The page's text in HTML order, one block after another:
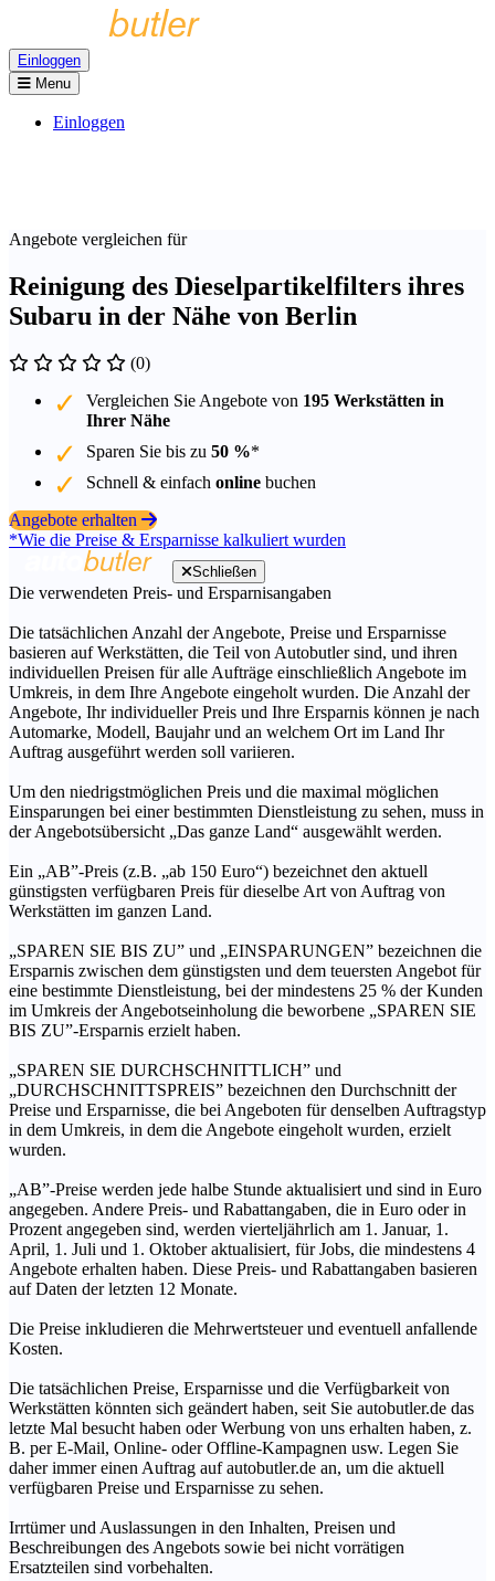
Einloggen
Menu
Einloggen
Angebote vergleichen für
Reinigung des Dieselpartikelfilters ihres
Subaru in der Nähe von Berlin
(0)
Vergleichen Sie Angebote von 195 Werkstätten in
Ihrer Nähe
Sparen Sie bis zu 50 %*
Schnell & einfach online buchen
Angebote erhalten
*Wie die Preise & Ersparnisse kalkuliert wurden
Schließen
Die verwendeten Preis- und Ersparnisangaben
Die tatsächlichen Anzahl der Angebote, Preise und Ersparnisse
basieren auf Werkstätten, die Teil von Autobutler sind, und ihren
individuellen Preisen für alle Aufträge einschließlich Angebote im
Umkreis, in dem Ihre Angebote eingeholt wurden. Die Anzahl der
Angebote, Ihr individueller Preis und Ihre Ersparnis können je nach
Automarke, Modell, Baujahr und an welchem Ort im Land Ihr
Auftrag ausgeführt werden soll variieren.
Um den niedrigstmöglichen Preis und die maximal möglichen
Einsparungen bei einer bestimmten Dienstleistung zu sehen, muss in
der Angebotsübersicht „Das ganze Land“ ausgewählt werden.
Ein „AB”-Preis (z.B. „ab 150 Euro“) bezeichnet den aktuell
günstigsten verfügbaren Preis für dieselbe Art von Auftrag von
Werkstätten im ganzen Land.
„SPAREN SIE BIS ZU” und „EINSPARUNGEN” bezeichnen die
Ersparnis zwischen dem günstigsten und dem teuersten Angebot für
eine bestimmte Dienstleistung, bei der mindestens 25 % der Kunden
im Umkreis der Angebotseinholung die beworbene „SPAREN SIE
BIS ZU”-Ersparnis erzielt haben.
„SPAREN SIE DURCHSCHNITTLICH” und
„DURCHSCHNITTSPREIS” bezeichnen den Durchschnitt der
Preise und Ersparnisse, die bei Angeboten für denselben Auftragstyp
in dem Umkreis, in dem die Angebote eingeholt wurden, erzielt
wurden.
„AB”-Preise werden jede halbe Stunde aktualisiert und sind in Euro
angegeben. Andere Preis- und Rabattangaben, die in Euro oder in
Prozent angegeben sind, werden vierteljährlich am 1. Januar, 1.
April, 1. Juli und 1. Oktober aktualisiert, für Jobs, die mindestens 4
Angebote erhalten haben. Diese Preis- und Rabattangaben basieren
auf Daten der letzten 12 Monate.
Die Preise inkludieren die Mehrwertsteuer und eventuell anfallende
Kosten.
Die tatsächlichen Preise, Ersparnisse und die Verfügbarkeit von
Werkstätten könnten sich geändert haben, seit Sie autobutler.de das
letzte Mal besucht haben oder Werbung von uns erhalten haben, z.
B. per E-Mail, Online- oder Offline-Kampagnen usw. Legen Sie
daher immer einen Auftrag auf autobutler.de an, um die aktuell
verfügbaren Preise und Ersparnisse zu sehen.
Irrtümer und Auslassungen in den Inhalten, Preisen und
Beschreibungen des Angebots sowie bei nicht vorrätigen
Ersatzteilen sind vorbehalten.